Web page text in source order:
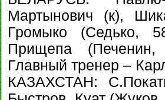
Мартынович (к),
Громыко (Седько,
Прищепа
Главный тренер –
КАЗАХСТАН: